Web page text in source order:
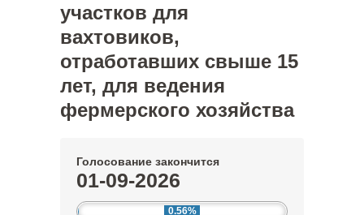
участков для
вахтовиков,
отработавших свыше 15
лет, для ведения
фермерского хозяйства
Голосование закончится
01-09-2026
0.56%